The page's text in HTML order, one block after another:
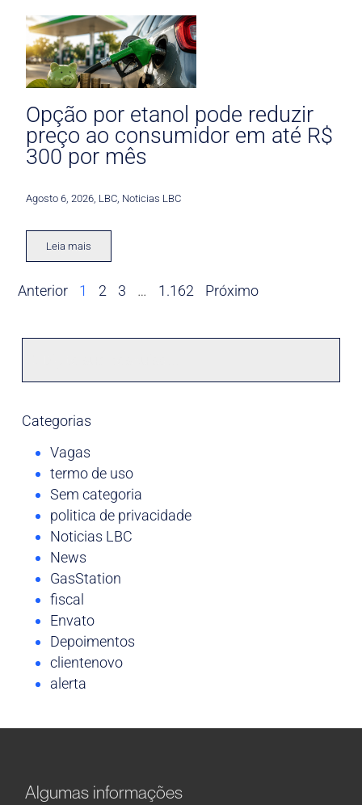
Opção por etanol pode reduzir
preço ao consumidor em até R$
300 por mês
Agosto 6, 2026 LBC Noticias LBC
Leia mais
Anterior 1 2 3 … 1.162 Próximo
Categorias
Vagas
termo de uso
Sem categoria
politica de privacidade
Noticias LBC
News
GasStation
fiscal
Envato
Depoimentos
clientenovo
alerta
Algumas informações